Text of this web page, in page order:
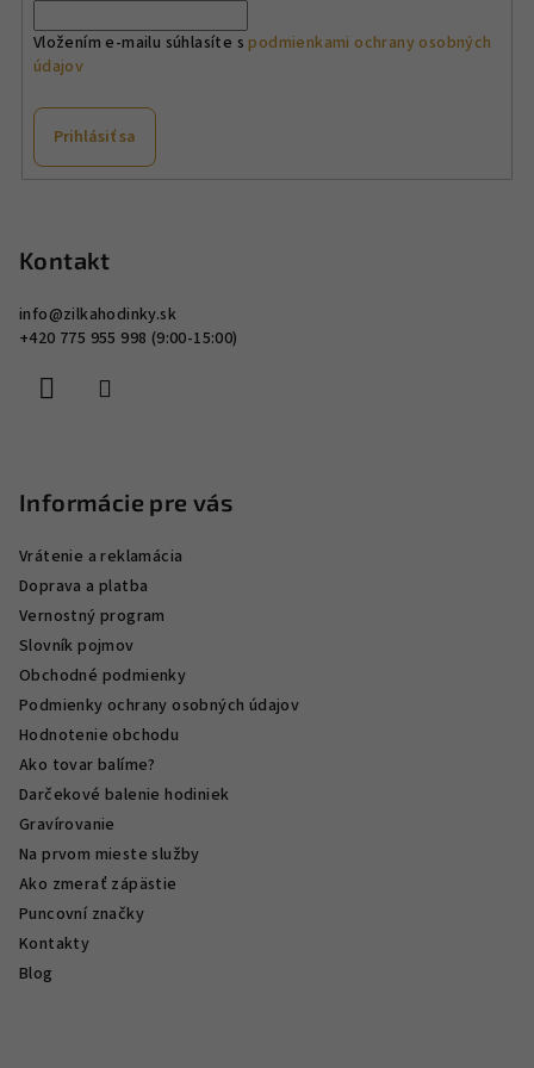
v
p
Vložením e-mailu súhlasíte spodmienkami ochrany osobných
údajov
Prihlásiť sa
Kontakt
info@zilkahodinky.sk
+420 775 955 998 (9:00-15:00)
Informácie pre vás
Vrátenie a reklamácia
Doprava a platba
Vernostný program
Slovník pojmov
Obchodné podmienky
Podmienky ochrany osobných údajov
Hodnotenie obchodu
Ako tovar balíme?
Darčekové balenie hodiniek
Gravírovanie
Na prvom mieste služby
Ako zmerať zápästie
Puncovní značky
Kontakty
Blog